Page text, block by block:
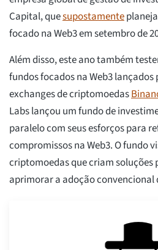
Capital, quesupostamente
focado na Web3 em setembro de
Além disso, este ano também
fundos focados na Web3
exchanges de criptomoedas
Labs lançou um fundo de
paralelo com seus esforços para
compromissos na Web3. O fundo
criptomoedas que criam soluções
aprimorar a adoção convencional